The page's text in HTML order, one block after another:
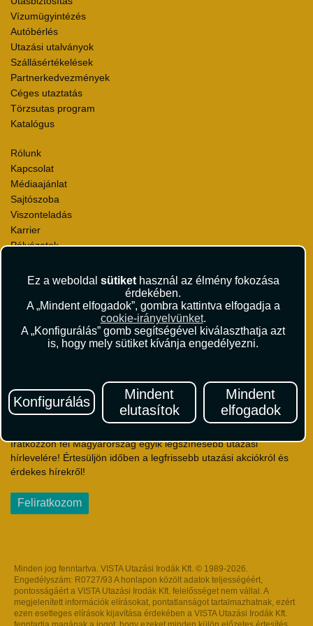
Ez a weboldal sütikethasznál az élmény fokozása
érdekében.
A „Mindent elfogadok”, gombra kattintva elfogadja a
cookie-irányelvünket.
A „Konfigurálás” gomb segítségével kiválaszthatja azt
is, hogy mely sütiket kívánja engedélyezni.
Konfigurálás
Mindent
elutasítok
Mindent
elfogadok
Vízumügyintézés
Autóbérlés
Utazási utalványok
Szállásértékelések
Partnerkedvezmények
Céges utaztatás
Törzsutas program
Katalógus
Rólunk
Kapcsolat
Médiaajánlat
Sajtószoba
Viszonteladás
Karrier
Pályázatok
Környezettudatosság
Utazási Csomag Szerződési Feltételek
Útlemondás-biztosítás Szerződési Feltételek
Utasbiztosítás Szerződési Feltételek
Repülőjegy Szerződési Feltételek
Hírlevél
Iratkozzon fel Magyarország egyik legszínesebb utazási
hírlevelére! Értesüljön időben a legfrissebb utazási akciókról és
érdekes hírekről!
Feliratkozom
Minden jog fenntartva. VISTA Utazási Irodák Kft. © 1989-2026.
Engedélyszám: R0727/93 A honlapon közölt adatok teljességéért,
pontosságáért a VISTA Utazási Irodák Kft. felelősséget nem vállal. A
megjelenített információk elírásokat, pontatlanságot tartalmazhatnak, ezért
ezen esetleges elírások kijavítása érdekében a VISTA Utazási Irodák Kft.